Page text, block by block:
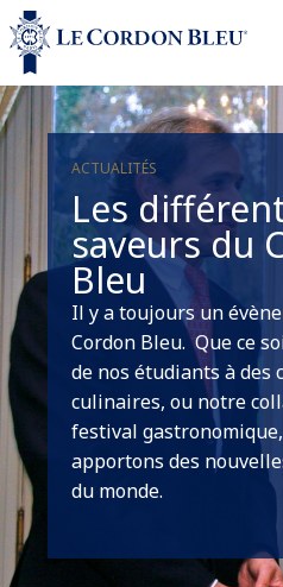
ACTUALITÉS
Les
saveurs du
Bleu
Il y a toujours un
Cordon Bleu. Que ce
de nos étudiants à des
culinaires, ou notre
festival
apportons des
du monde.